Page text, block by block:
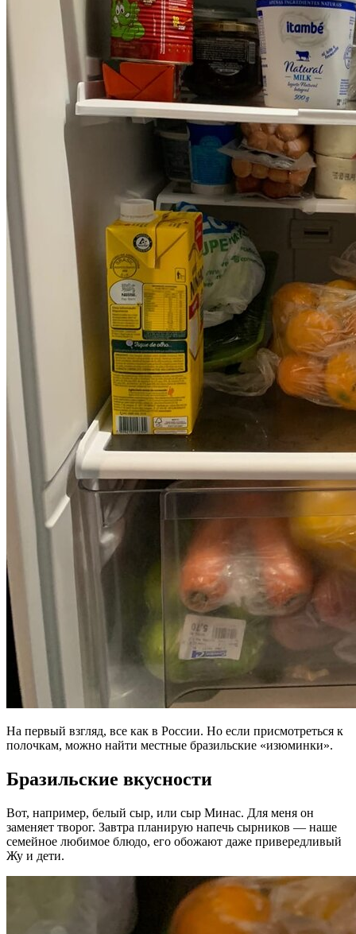
На первый взгляд, все как в России. Но если присмотреться к
полочкам, можно найти местные бразильские «изюминки».
Бразильские вкусности
Вот, например, белый сыр, или сыр Минас. Для меня он
заменяет творог. Завтра планирую напечь сырников — наше
семейное любимое блюдо, его обожают даже привередливый
Жу и дети.